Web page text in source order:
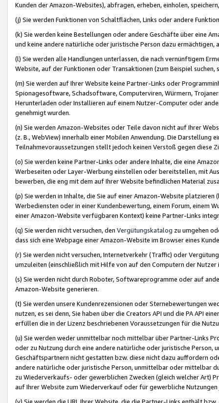
Kunden der Amazon-Websites), abfragen, erheben, einholen,
(j) Sie werden Funktionen von Schaltflächen, Links oder andere
(k) Sie werden keine Bestellungen oder andere Geschäfte über eine
und keine andere natürliche oder juristische Person dazu
(l) Sie werden alle Handlungen unterlassen, die nach vernünftigem
Website, auf der Funktionen oder Transaktionen (zum Beispiel
(m) Sie werden auf Ihrer Website keine Partner-Links oder
Spionagesoftware, Schadsoftware, Computerviren, Würmern,
Herunterladen oder Installieren auf einem Nutzer-Computer oder
genehmigt wurden.
(n) Sie werden Amazon-Websites oder Teile davon nicht auf Ihrer
(z. B., WebView) innerhalb einer Mobilen Anwendung. Die Darstellung
Teilnahmevoraussetzungen stellt jedoch keinen Verstoß gegen diese
(o) Sie werden keine Partner-Links oder andere Inhalte, die eine
Werbeseiten oder Layer-Werbung einstellen oder bereitstellen, mit
bewerben, die eng mit dem auf Ihrer Website befindlichen Material
(p) Sie werden in Inhalte, die Sie auf einer Amazon-Website
Werbediensten oder in einer Kundenbewertung, einem Forum, einem
einer Amazon-Website verfügbaren Kontext) keine Partner-Links
(q) Sie werden nicht versuchen, den Vergütungskatalog zu umgehen
dass sich eine Webpage einer Amazon-Website im Browser eines
(r) Sie werden nicht versuchen, Internetverkehr (Traffic) oder
umzuleiten (einschließlich mit Hilfe von auf den Computern der
(s) Sie werden nicht durch Roboter, Softwareprogramme oder auf
Amazon-Website generieren.
(t) Sie werden unsere Kundenrezensionen oder Sternebewertungen
nutzen, es sei denn, Sie haben über die Creators API und die PA API
erfüllen die in der Lizenz beschriebenen Voraussetzungen für die
(u) Sie werden weder unmittelbar noch mittelbar über Partner-Links
oder zu Nutzung durch eine andere natürliche oder juristische
Geschäftspartnern nicht gestatten bzw. diese nicht dazu auffordern
andere natürliche oder juristische Person, unmittelbar oder mittelbar
zu Wiederverkaufs- oder gewerblichen Zwecken (gleich welcher Art)
auf Ihrer Website zum Wiederverkauf oder für gewerbliche
(v) Sie werden die URL Ihrer Website, die die Partner-Links enthält